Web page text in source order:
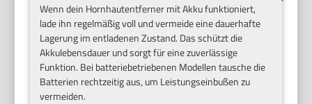
Wenn dein Hornhautentferner mit Akku funktioniert,
lade ihn regelmäßig voll und vermeide eine dauerhafte
Lagerung im entladenen Zustand. Das schützt die
Akkulebensdauer und sorgt für eine zuverlässige
Funktion. Bei batteriebetriebenen Modellen tausche die
Batterien rechtzeitig aus, um Leistungseinbußen zu
vermeiden.